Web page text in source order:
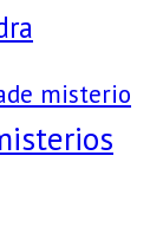
misterio